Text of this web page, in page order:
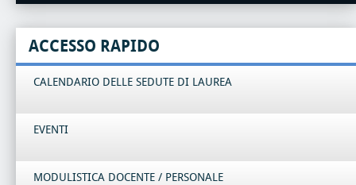
ACCESSO RAPIDO
CALENDARIO DELLE SEDUTE DI LAUREA
EVENTI
MODULISTICA DOCENTE / PERSONALE